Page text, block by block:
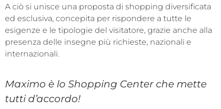
A ciò si unisce una proposta di shopping diversificata
ed esclusiva, concepita per rispondere a tutte le
esigenze e le tipologie del visitatore, grazie anche alla
presenza delle insegne più richieste, nazionali e
internazionali.
Maximo è lo Shopping Center che mette
tutti d’accordo!